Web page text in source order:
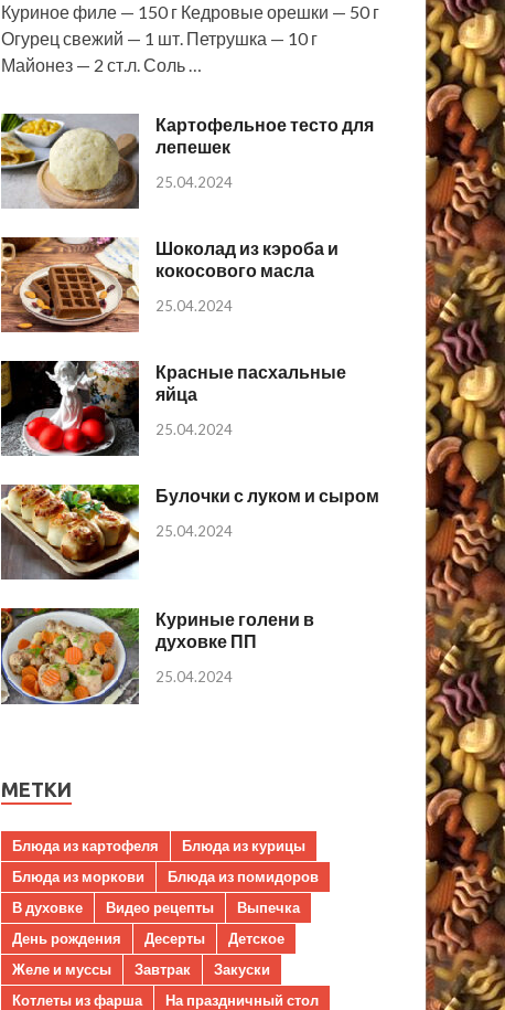
Куриное филе — 150 г Кедровые орешки — 50 г
Огурец свежий — 1 шт. Петрушка — 10 г
Майонез — 2 ст.л. Соль …
Картофельное тесто для
лепешек
25.04.2024
Шоколад из кэроба и
кокосового масла
25.04.2024
Красные пасхальные
яйца
25.04.2024
Булочки с луком и сыром
25.04.2024
Куриные голени в
духовке ПП
25.04.2024
МЕТКИ
Блюда из картофеля
Блюда из курицы
Блюда из моркови
Блюда из помидоров
В духовке
Видео рецепты
Выпечка
День рождения
Десерты
Детское
Желе и муссы
Завтрак
Закуски
Котлеты из фарша
На праздничный стол